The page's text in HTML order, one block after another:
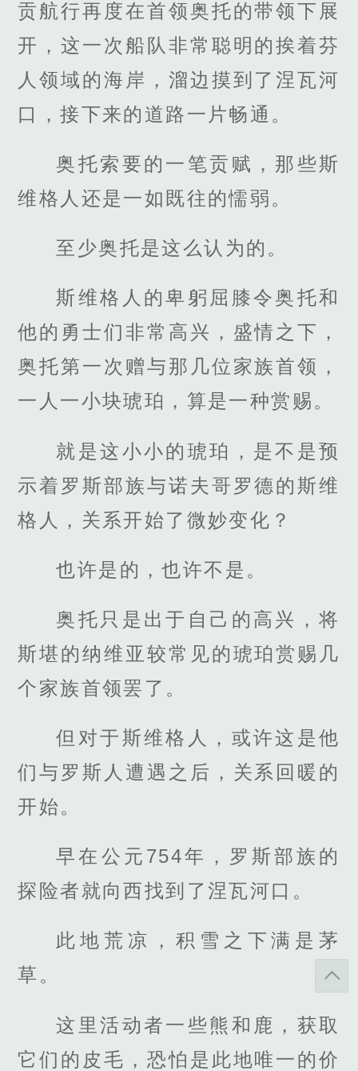
贡航行再度在首领奥托的带领下展
开，这一次船队非常聪明的挨着芬
人领域的海岸，溜边摸到了涅瓦河
口，接下来的道路一片畅通。
奥托索要的一笔贡赋，那些斯
维格人还是一如既往的懦弱。
至少奥托是这么认为的。
斯维格人的卑躬屈膝令奥托和
他的勇士们非常高兴，盛情之下，
奥托第一次赠与那几位家族首领，
一人一小块琥珀，算是一种赏赐。
就是这小小的琥珀，是不是预
示着罗斯部族与诺夫哥罗德的斯维
格人，关系开始了微妙变化？
也许是的，也许不是。
奥托只是出于自己的高兴，将
斯堪的纳维亚较常见的琥珀赏赐几
个家族首领罢了。
但对于斯维格人，或许这是他
们与罗斯人遭遇之后，关系回暖的
开始。
早在公元754年，罗斯部族的
探险者就向西找到了涅瓦河口。
此地荒凉，积雪之下满是茅
草。
这里活动者一些熊和鹿，获取
它们的皮毛，恐怕是此地唯一的价